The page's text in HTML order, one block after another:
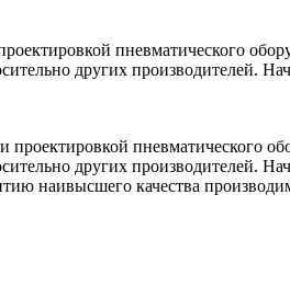
пневматического
других производителей.
проектировкой пневматического
других производителей.
наивысшего качества